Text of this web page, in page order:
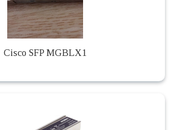
Cisco SFP MGBLX1